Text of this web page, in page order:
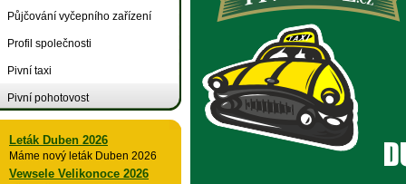
Půjčování vyčepního zařízení
Profil společnosti
Pivní taxi
Pivní pohotovost
Leták Duben 2026
Máme nový leták Duben 2026
Vewsele Velikonoce 2026